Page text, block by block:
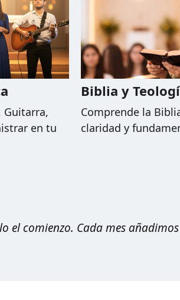
Guitarra,
en tu
Biblia y
Comprende la
claridad y
el comienzo. Cada mes